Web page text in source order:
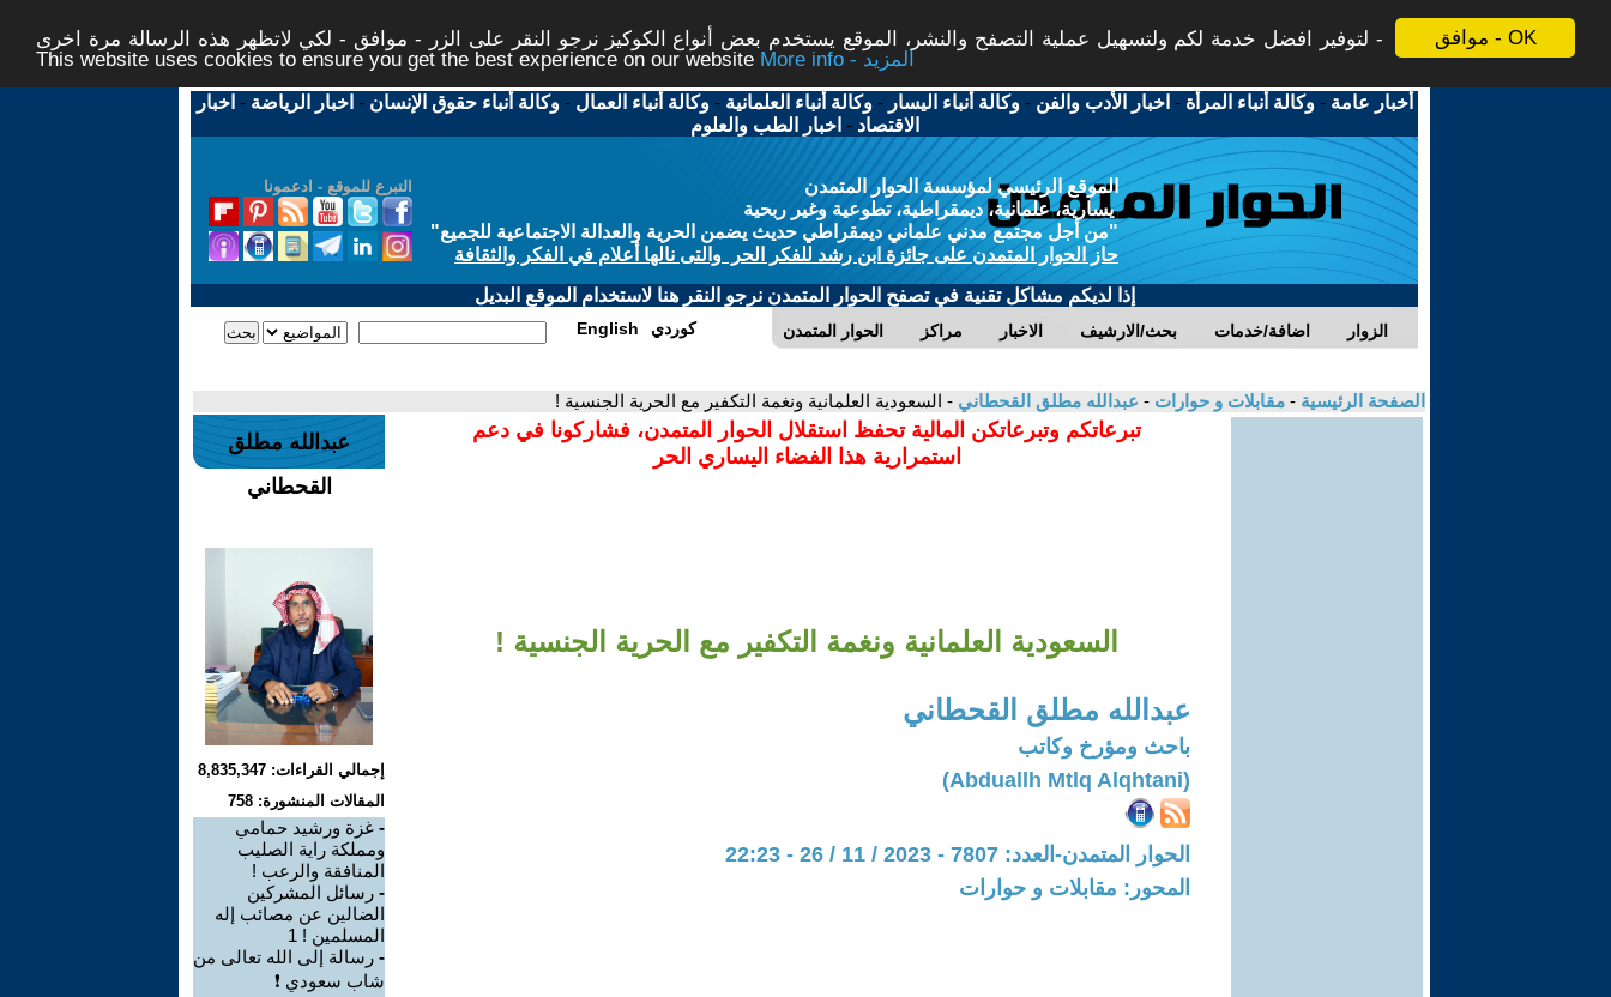
موافق - OK
لتوفير افضل خدمة لكم ولتسهيل عملية التصفح والنشر، الموقع يستخدم بعض أنواع الكوكيز نرجو النقر على الزر - موافق - لكي لاتظهر هذه الرسالة مرة اخرى -
This website uses cookies to ensure you get the best experience on our website
More info - المزيد
أخبار عامة -وكالة أنباء المرأة - اخبار الأدب والفن -وكالة أنباء اليسار -وكالة أنباء العلمانية -وكالة أنباء العمال -وكالة أنباء حقوق الإنسان - اخبار الرياضة - اخبار
الاقتصاد - اخبار الطب والعلوم
التبرع للموقع - ادعمونا
الموقع الرئيسي لمؤسسة الحوار المتمدن
يسارية، علمانية، ديمقراطية، تطوعية وغير ربحية
"من أجل مجتمع مدني علماني ديمقراطي حديث يضمن الحرية والعدالة الاجتماعية للجميع"
حاز الحوار المتمدن على جائزة ابن رشد للفكر الحر والتى نالها أعلام في الفكر والثقافة
إذا لديكم مشاكل تقنية في تصفح الحوار المتمدن نرجو النقر هنا لاستخدام الموقع البديل
الحوار المتمدن مراكز الاخبار بحث/الارشيف اضافة/خدمات الزوار English كوردي
الصفحة الرئيسية - مقابلات و حوارات - عبدالله مطلق القحطاني - السعودية العلمانية ونغمة التكفير مع الحرية الجنسية !
تبرعاتكم وتبرعاتكن المالية تحفظ استقلال الحوار المتمدن، فشاركونا في دعم
استمرارية هذا الفضاء اليساري الحر
السعودية العلمانية ونغمة التكفير مع الحرية الجنسية !
عبدالله مطلق القحطاني
باحث ومؤرخ وكاتب
(Abduallh Mtlq Alqhtani)
الحوار المتمدن-العدد: 7807 - 2023 / 11 / 26 - 22:23
المحور: مقابلات و حوارات
عبدالله مطلق
القحطاني
إجمالي القراءات: 8,835,347
المقالات المنشورة: 758
- غزة ورشيد حمامي
ومملكة راية الصليب
المنافقة والرعب !
- رسائل المشركين
الضالين عن مصائب إله
المسلمين ! 1
- رسالة إلى الله تعالى من
شاب سعودي ❗